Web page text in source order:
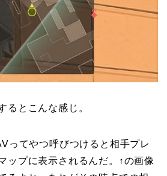
るとこんな感じ。
ってやつ呼びつけると相手プレ
ップに表示されるんだ。↑の画像